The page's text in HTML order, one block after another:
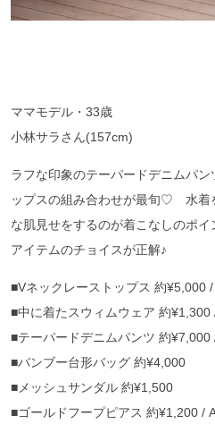
ママモデル・ 33歳
小林サラさん(157cm)
ラフな印象のテーパードデニムパ
ップスの組み合わせが最旬♡ 水着
な肌見せをするのが着こなしのポ
アイテムのチョイスが正解♪
■Vネックレーストップス 約¥5,000
■中に着たスウィムウェア 約¥1,300
■テーパードデニムパンツ 約¥7,000
■バンブー台形バッグ 約¥4,000
■ メッシュサンダル 約¥1,500
■ゴールドフープピアス 約¥1,200 /